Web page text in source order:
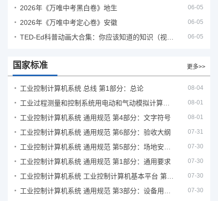
2026年《万唯中考黑白卷》地生 06-05
2026年《万唯中考定心卷》安徽 06-05
06-05
国家标准 更多>>
工业控制计算机系统 总线 第1部分：总论 08-04
08-01
工业控制计算机系统 通用规范 第4部分：文字符号 08-01
工业控制计算机系统 通用规范 第6部分：验收大纲 07-31
07-30
工业控制计算机系统 通用规范 第1部分：通用要求 07-30
07-30
07-30